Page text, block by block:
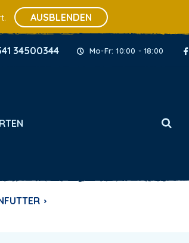
AUSBLENDEN
34500344 Mo-Fr: 10:00 - 18:00